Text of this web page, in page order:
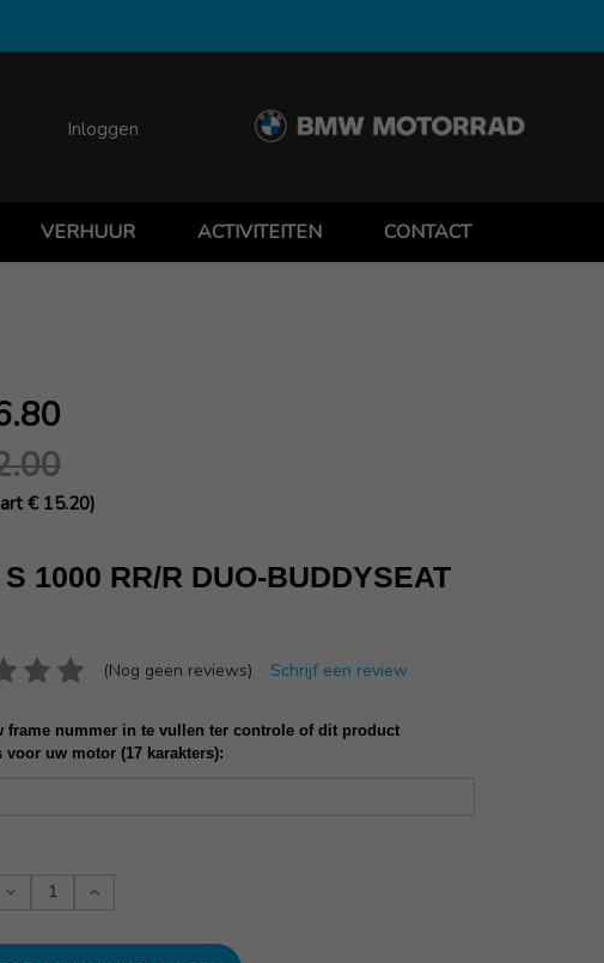
Inloggen
VERHUUR ACTIVITEITEN CONTACT
€ 15.20)
1000 RR/R DUO-BUDDYSEAT
(Nog geen reviews) Schrijf een review
frame nummer in te vullen ter controle of dit product
voor uw motor (17 karakters):
Verhoog
Verlaag